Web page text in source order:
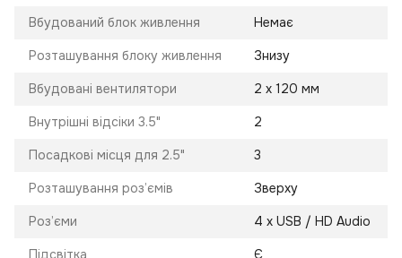
Вбудований блок живлення Немає
Розташування блоку живлення Знизу
Вбудовані вентилятори 2 х 120 мм
Внутрішні відсіки 3.5" 2
Посадкові місця для 2.5" 3
Розташування роз’ємів Зверху
Роз’єми 4 х USB / HD Audio
Підсвітка Є